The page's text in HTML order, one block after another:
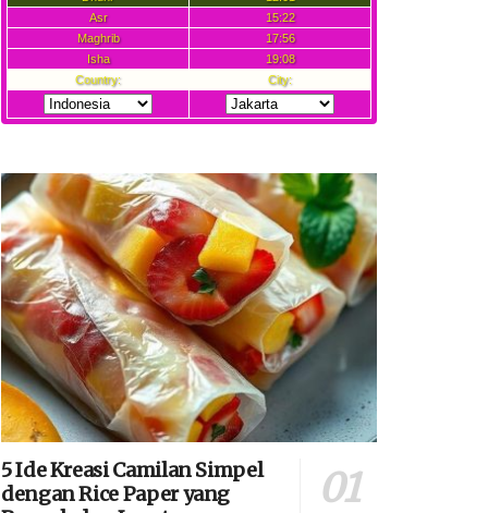
5 Ide Kreasi Camilan Simpel
dengan Rice Paper yang